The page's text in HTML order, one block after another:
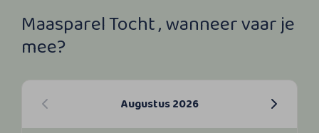
Maasparel Tocht , wanneer vaar je
mee?
Augustus 2026